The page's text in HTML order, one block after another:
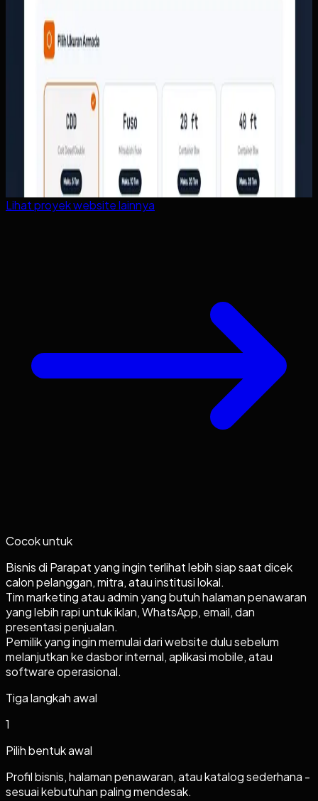
Lihat proyekwebsitelainnya
Cocok untuk
Bisnis di Parapat yang ingin terlihat lebih siap saat dicek
calon pelanggan, mitra, atau institusi lokal.
Tim marketing atau admin yang butuh halaman penawaran
yang lebih rapi untuk iklan, WhatsApp, email, dan
presentasi penjualan.
Pemilik yang ingin memulai dari website dulu sebelum
melanjutkan ke dasbor internal, aplikasi mobile, atau
software operasional.
Tiga langkah awal
1
Pilih bentuk awal
Profil bisnis, halaman penawaran, atau katalog sederhana -
sesuai kebutuhan paling mendesak.